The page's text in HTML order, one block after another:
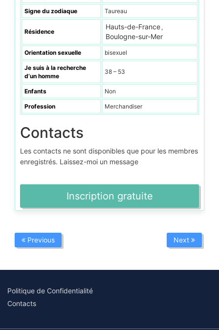
Signe du zodiaque Taureau
Résidence
Hauts-de-France ,
Boulogne-sur-Mer
Orientation sexuelle bisexuel
Je suis à la recherche
d’un homme
38 – 53
Enfants Non
Profession Merchandiser
Contacts
Les contacts ne sont disponibles que pour les membres
enregistrés. Laissez-moi un message
Inscription gratuite
Previous Next
Politique de Confidentialité
Contacts